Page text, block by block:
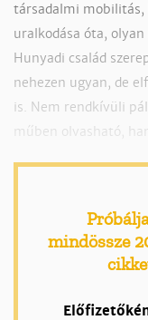
társadalmi mobilitás,
uralkodása óta,
Hunyadi család
nehezen ugyan, de
is. Nem rendkívüli
műben olvasható,
mindössze